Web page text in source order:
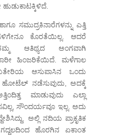
ಸಮುದ್ರಕಿನಾರೆಗಳನ್ನು ಎತ್ತಿ
ಕೊರತೆಯಿಲ್ಲ. ಆದರೆ
ಆತಿಥ್ಯದ ಅಂಗವಾಗಿ
ಹಿಂಜರಿಕೆಯಿದೆ. ಮಳೆಗಾಲ
ಆಸುಪಾಸಿನ ಒಂದು
ಹೋಟೆಲ್ ನಡೆಸುವುದು, ಅದಕ್ಕೆ
ಮಾಡುವುದು ಎಲ್ಲಾ
ಸೌಂದರ್ಯವೂ ಇಲ್ಲ. ಅದು
ಅಲ್ಲಿ ನದಿಯ ಪ್ರಾಕೃತಿಕ
ಹೊರಗಿನ ಏಕಾಂತ